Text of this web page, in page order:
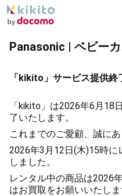
Panasonic | ベビー
「kikito」サービス提供終
「kikito」は2026年6月18
了いたします。
これまでのご愛顧、誠に
2026年3月12日(木)15時に
しました。
レンタル中の商品は2026
はお買取をお願いいたしま